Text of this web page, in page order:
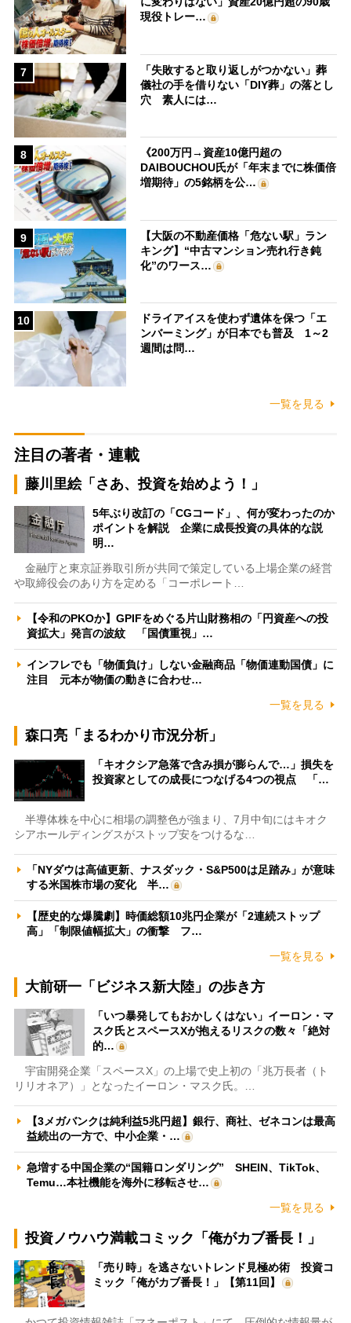
現役トレー…
7
「失敗すると取り返しがつかない」葬
儀社の手を借りない「DIY葬」の落とし
穴 素人には…
8
《200万円→資産10億円超の
DAIBOUCHOU氏が「年末までに株価倍
増期待」の5銘柄を公…
9
【大阪の不動産価格「危ない駅」ラン
キング】“中古マンション売れ行き鈍
化”のワース…
10
ドライアイスを使わず遺体を保つ「エ
ンバーミング」が日本でも普及 1～2
週間は問…
一覧を見る
注目の著者・連載
藤川里絵「さあ、投資を始めよう！」
5年ぶり改訂の「CGコード」、何が変わったのか
ポイントを解説 企業に成長投資の具体的な説
明…
金融庁と東京証券取引所が共同で策定している上場企業の経営
や取締役会のあり方を定める「コーポレート…
【令和のPKOか】GPIFをめぐる片山財務相の「円資産への投
資拡大」発言の波紋 「国債重視」…
インフレでも「物価負け」しない金融商品「物価連動国債」に
注目 元本が物価の動きに合わせ…
一覧を見る
森口亮「まるわかり市況分析」
「キオクシア急落で含み損が膨らんで…」損失を
投資家としての成長につなげる4つの視点 「…
半導体株を中心に相場の調整色が強まり、7月中旬にはキオク
シアホールディングスがストップ安をつけるな…
「NYダウは高値更新、ナスダック・S&P500は足踏み」が意味
する米国株市場の変化 半…
【歴史的な爆騰劇】時価総額10兆円企業が「2連続ストップ
高」「制限値幅拡大」の衝撃 フ…
一覧を見る
大前研一「ビジネス新大陸」の歩き方
「いつ暴発してもおかしくはない」イーロン・マ
スク氏とスペースXが抱えるリスクの数々「絶対
的…
宇宙開発企業「スペースX」の上場で史上初の「兆万長者（ト
リリオネア）」となったイーロン・マスク氏。…
【3メガバンクは純利益5兆円超】銀行、商社、ゼネコンは最高
益続出の一方で、中小企業・…
急増する中国企業の“国籍ロンダリング” SHEIN、TikTok、
Temu…本社機能を海外に移転させ…
一覧を見る
投資ノウハウ満載コミック「俺がカブ番長！」
「売り時」を逃さないトレンド見極め術 投資コ
ミック「俺がカブ番長！」【第11回】